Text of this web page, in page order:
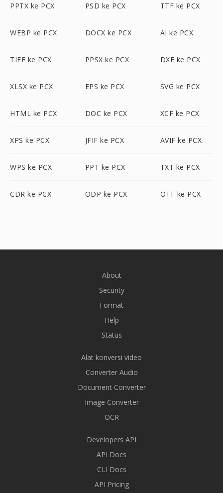
PPTX ke PCX PSD ke PCX TTF ke PCX
WEBP ke PCX DOCX ke PCX AI ke PCX
TIFF ke PCX PPSX ke PCX DXF ke PCX
XLSX ke PCX EPS ke PCX SVG ke PCX
HTML ke PCX DOC ke PCX XCF ke PCX
XPS ke PCX JFIF ke PCX AVIF ke PCX
WPS ke PCX PPT ke PCX TXT ke PCX
CDR ke PCX ODP ke PCX OTF ke PCX
About
Security
Format
Help
Status
Alat konversi video
Converter Audio
Document Converter
Image Converter
OCR
Developers API
API Docs
CLI Docs
API Pricing